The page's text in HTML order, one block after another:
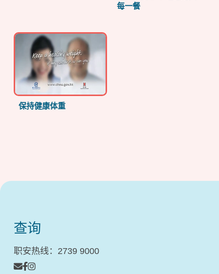
每一餐
保持健康体重
查询
职安热线：2739 9000